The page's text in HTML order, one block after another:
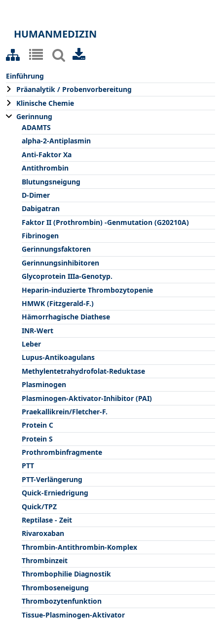
HUMANMEDIZIN
Einführung
Präanalytik / Probenvorbereitung
Klinische Chemie
Gerinnung
ADAMTS
alpha-2-Antiplasmin
Anti-Faktor Xa
Antithrombin
Blutungsneigung
D-Dimer
Dabigatran
Faktor II (Prothrombin) -Genmutation (G20210A)
Fibrinogen
Gerinnungsfaktoren
Gerinnungsinhibitoren
Glycoprotein IIIa-Genotyp.
Heparin-induzierte Thrombozytopenie
HMWK (Fitzgerald-F.)
Hämorrhagische Diathese
INR-Wert
Leber
Lupus-Antikoagulans
Methylentetrahydrofolat-Reduktase
Plasminogen
Plasminogen-Aktivator-Inhibitor (PAI)
Praekallikrein/Fletcher-F.
Protein C
Protein S
Prothrombinfragmente
PTT
PTT-Verlängerung
Quick-Erniedrigung
Quick/TPZ
Reptilase - Zeit
Rivaroxaban
Thrombin-Antithrombin-Komplex
Thrombinzeit
Thrombophilie Diagnostik
Thromboseneigung
Thrombozytenfunktion
Tissue-Plasminogen-Aktivator